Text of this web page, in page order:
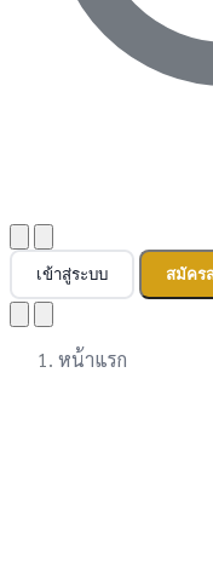
เข้าสู่ระบบ สมัคร
หน้าแรก